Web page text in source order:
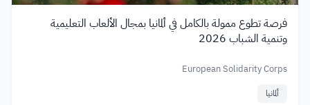
فرصة تطوع ممولة بالكامل في ألمانيا بمجال الألعاب التعليمية
وتنمية الشباب 2026
European Solidarity Corps
ألمانيا